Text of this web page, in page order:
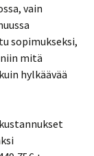
vain
sopimukseksi,
mitä
hylkäävää